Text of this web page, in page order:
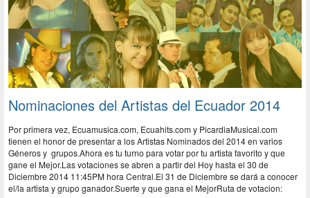
Nominaciones del Artistas del Ecuador 2014
Por primera vez, Ecuamusica.com, Ecuahits.com y PicardiaMusical.com
tienen el honor de presentar a los Artistas Nominados del 2014 en varios
Géneros y grupos.Ahora es tu turno para votar por tu artista favorito y que
gane el Mejor.Las votaciones se abren a partir del Hoy hasta el 30 de
Diciembre 2014 11:45PM hora Central.El 31 de Diciembre se dará a conocer
el/la artista y grupo ganador.Suerte y que gana el MejorRuta de votacion: